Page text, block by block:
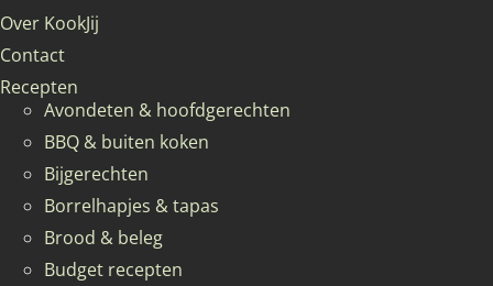
Over KookJij
Contact
Recepten
Avondeten & hoofdgerechten
BBQ & buiten koken
Bijgerechten
Borrelhapjes & tapas
Brood & beleg
Budget recepten